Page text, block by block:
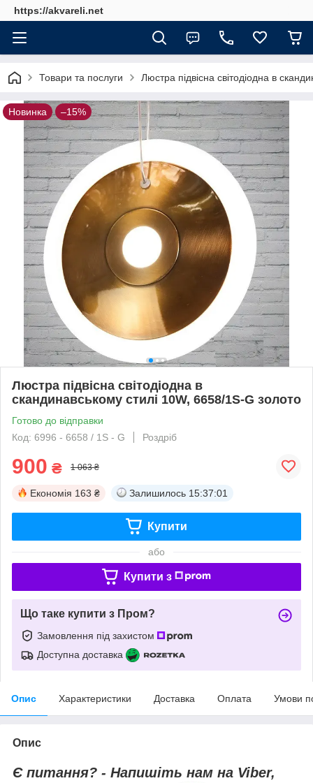
https://akvareli.net
Товари та послуги Люстра підвісна світодіодна в
Новинка –15%
Люстра підвісна світодіодна в
скандинавському стилі 10W, 6658/1S-G золото
Готово до відправки
Код: 6996 - 6658 / 1S - G
Роздріб
900 ₴ 1 063 ₴
Економія 163 ₴ Залишилось 15:37:01
Купити
або
Купити з
Що таке купити з Пром?
Замовлення під захистом
Доступна доставка
Опис Характеристики Доставка Оплата Умови
Опис
Є питання? - Напишіть нам на Viber,